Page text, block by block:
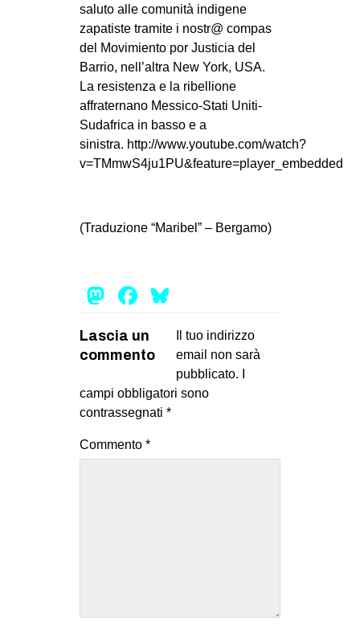
saluto alle comunità indigene
zapatiste tramite i nostr@ compas
del Movimiento por Justicia del
Barrio, nell’altra New York, USA.
La resistenza e la ribellione
affraternano Messico-Stati Uniti-
Sudafrica in basso e a
sinistra. http://www.youtube.com/watch?
v=TMmwS4ju1PU&feature=player_embedded
(Traduzione “Maribel” – Bergamo)
Mastodon
Facebook
Lascia un
commento
Il tuo indirizzo
email non sarà
pubblicato.
campi obbligatori sono
contrassegnati *
Commento *